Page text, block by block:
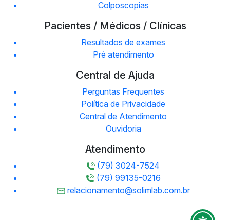
Colposcopias
Pacientes / Médicos / Clínicas
Resultados de exames
Pré atendimento
Central de Ajuda
Perguntas Frequentes
Política de Privacidade
Central de Atendimento
Ouvidoria
Atendimento
(79) 3024-7524
(79) 99135-0216
relacionamento@solimlab.com.br